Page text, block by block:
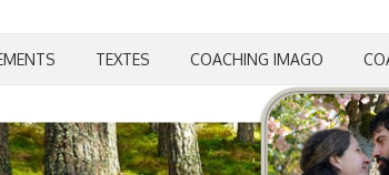
TEXTES COACHING IMAGO